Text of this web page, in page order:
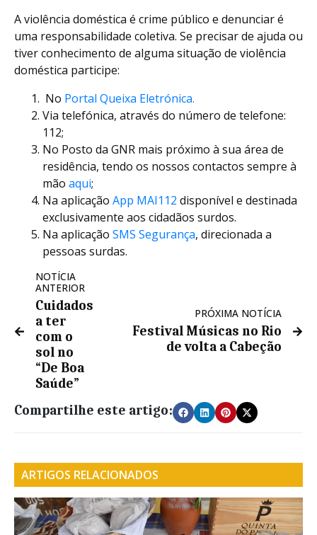
A violência doméstica é crime público e denunciar é
uma responsabilidade coletiva. Se precisar de ajuda ou
tiver conhecimento de alguma situação de violência
doméstica participe:
No Portal Queixa Eletrónica.
Via telefónica, através do número de telefone:
112;
No Posto da GNR mais próximo à sua área de
residência, tendo os nossos contactos sempre à
mão aqui;
Na aplicação App MAI112 disponível e destinada
exclusivamente aos cidadãos surdos.
Na aplicação SMS Segurança, direcionada a
pessoas surdas.
NOTÍCIA
ANTERIOR
Cuidados
a ter
com o
sol no
“De Boa
Saúde”
PRÓXIMA NOTÍCIA
Festival Músicas no Rio
de volta a Cabeção
Compartilhe este artigo:
ARTIGOS RELACIONADOS